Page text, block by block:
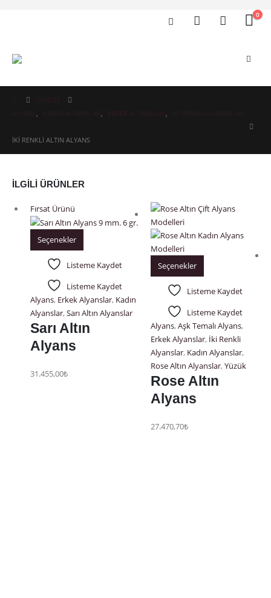
0
ALYANS , KADIN ALYANSLAR , ERKEK ALYANSLAR , İKI RENKLI ALYANSLAR
İKI RENKLI ALTIN ALYANS
İLGILI ÜRÜNLER
Fırsat Ürünü
Seçenekler
Listeme Kaydet
Listeme Kaydet
Alyans, Erkek Alyanslar, Kadın
Alyanslar,Sarı Altın Alyanslar
Sarı Altın
Alyans
31.455,00₺
Seçenekler
Listeme Kaydet
Listeme Kaydet
Alyans,Aşk Temalı Alyans,
Erkek Alyanslar, İki Renkli
Alyanslar, Kadın Alyanslar,
Rose Altın Alyanslar,Yüzük
Rose Altın
Alyans
27.470,70₺